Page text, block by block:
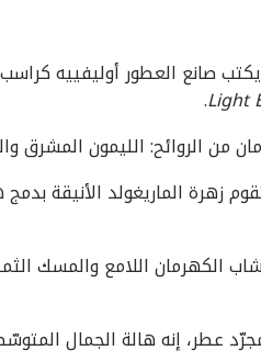
صانع العطور أوليفييه
Light
.
من الروائح: الليمون المشرق
تقوم زهرة الماريغولد الأنيقة
الكهرمان اللامع والمسك
عطر، إنه هالة الجمال